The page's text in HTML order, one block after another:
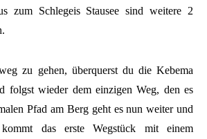
zum Schlegeis Stausee sind weitere 2
zu gehen, überquerst du die Kebema
folgst wieder dem einzigen Weg, den es
Pfad am Berg geht es nun weiter und
das erste Wegstück mit einem